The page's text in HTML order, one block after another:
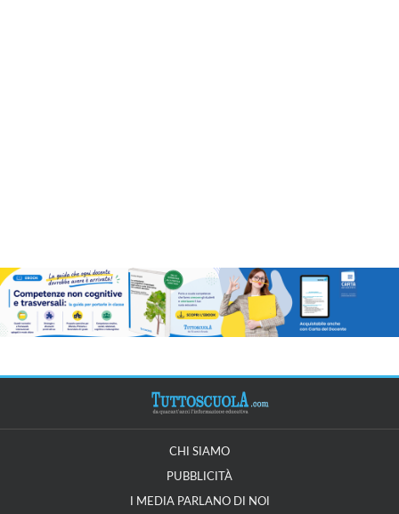
CHI SIAMO
PUBBLICITÀ
I MEDIA PARLANO DI NOI